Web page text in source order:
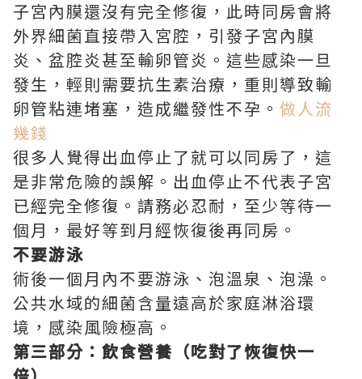
子宮內膜還沒有完全修復，此時同房會將
外界細菌直接帶入宮腔，引發子宮內膜
炎、盆腔炎甚至輸卵管炎。這些感染一旦
發生，輕則需要抗生素治療，重則導致輸
卵管粘連堵塞，造成繼發性不孕。 做人流
幾錢
很多人覺得出血停止了就可以同房了，這
是非常危險的誤解。出血停止不代表子宮
已經完全修復。請務必忍耐，至少等待一
個月，最好等到月經恢復後再同房。
不要游泳
術後一個月內不要游泳、泡溫泉、泡澡。
公共水域的細菌含量遠高於家庭淋浴環
境，感染風險極高。
第三部分：飲食營養（吃對了恢復快一